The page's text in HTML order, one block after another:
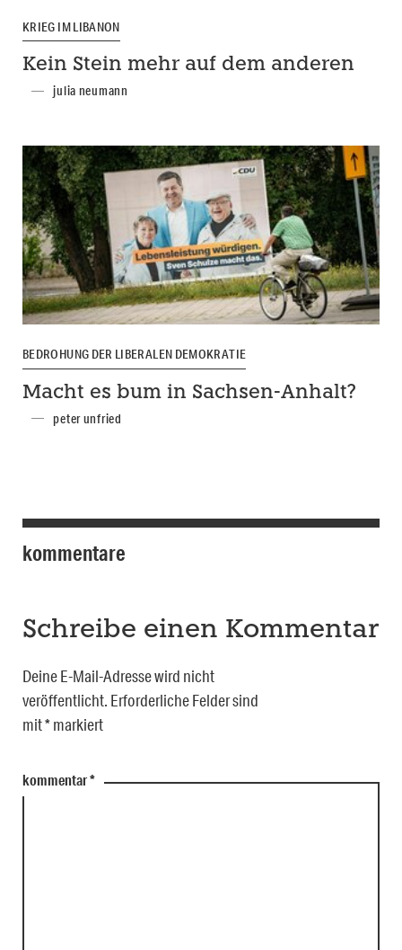
KRIEG IM LIBANON
Kein Stein mehr auf dem anderen
julia neumann
BEDROHUNG DER LIBERALEN DEMOKRATIE
Macht es bum in Sachsen-Anhalt?
peter unfried
kommentare
Schreibe einen Kommentar
Deine E-Mail-Adresse wird nicht
veröffentlicht. Erforderliche Felder sind
mit*markiert
kommentar*